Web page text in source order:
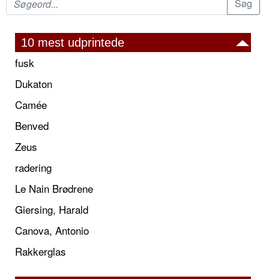
10 mest udprintede
fusk
Dukaton
Camée
Benved
Zeus
radering
Le Nain Brødrene
Giersing, Harald
Canova, Antonio
Rakkerglas